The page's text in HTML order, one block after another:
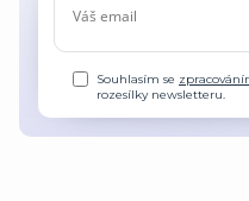
Souhlasím se
rozesílky newsletteru.